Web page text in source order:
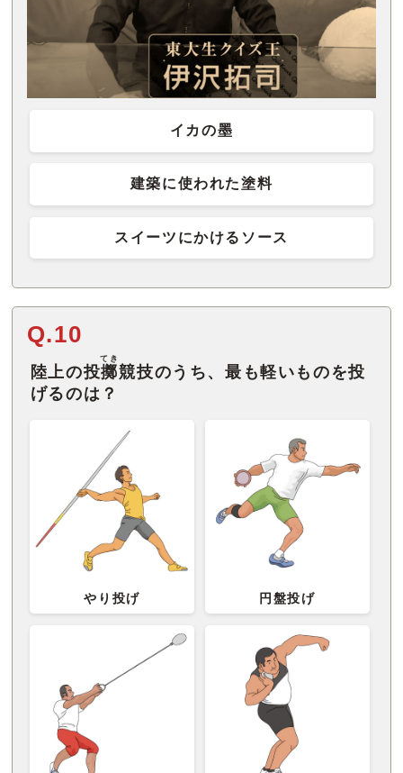
イカの墨
建築に使われた塗料
スイーツにかけるソース
Q.10
陸上の投擲
てき
競技のうち、最も軽いものを投
げるのは？
やり投げ 円盤投げ